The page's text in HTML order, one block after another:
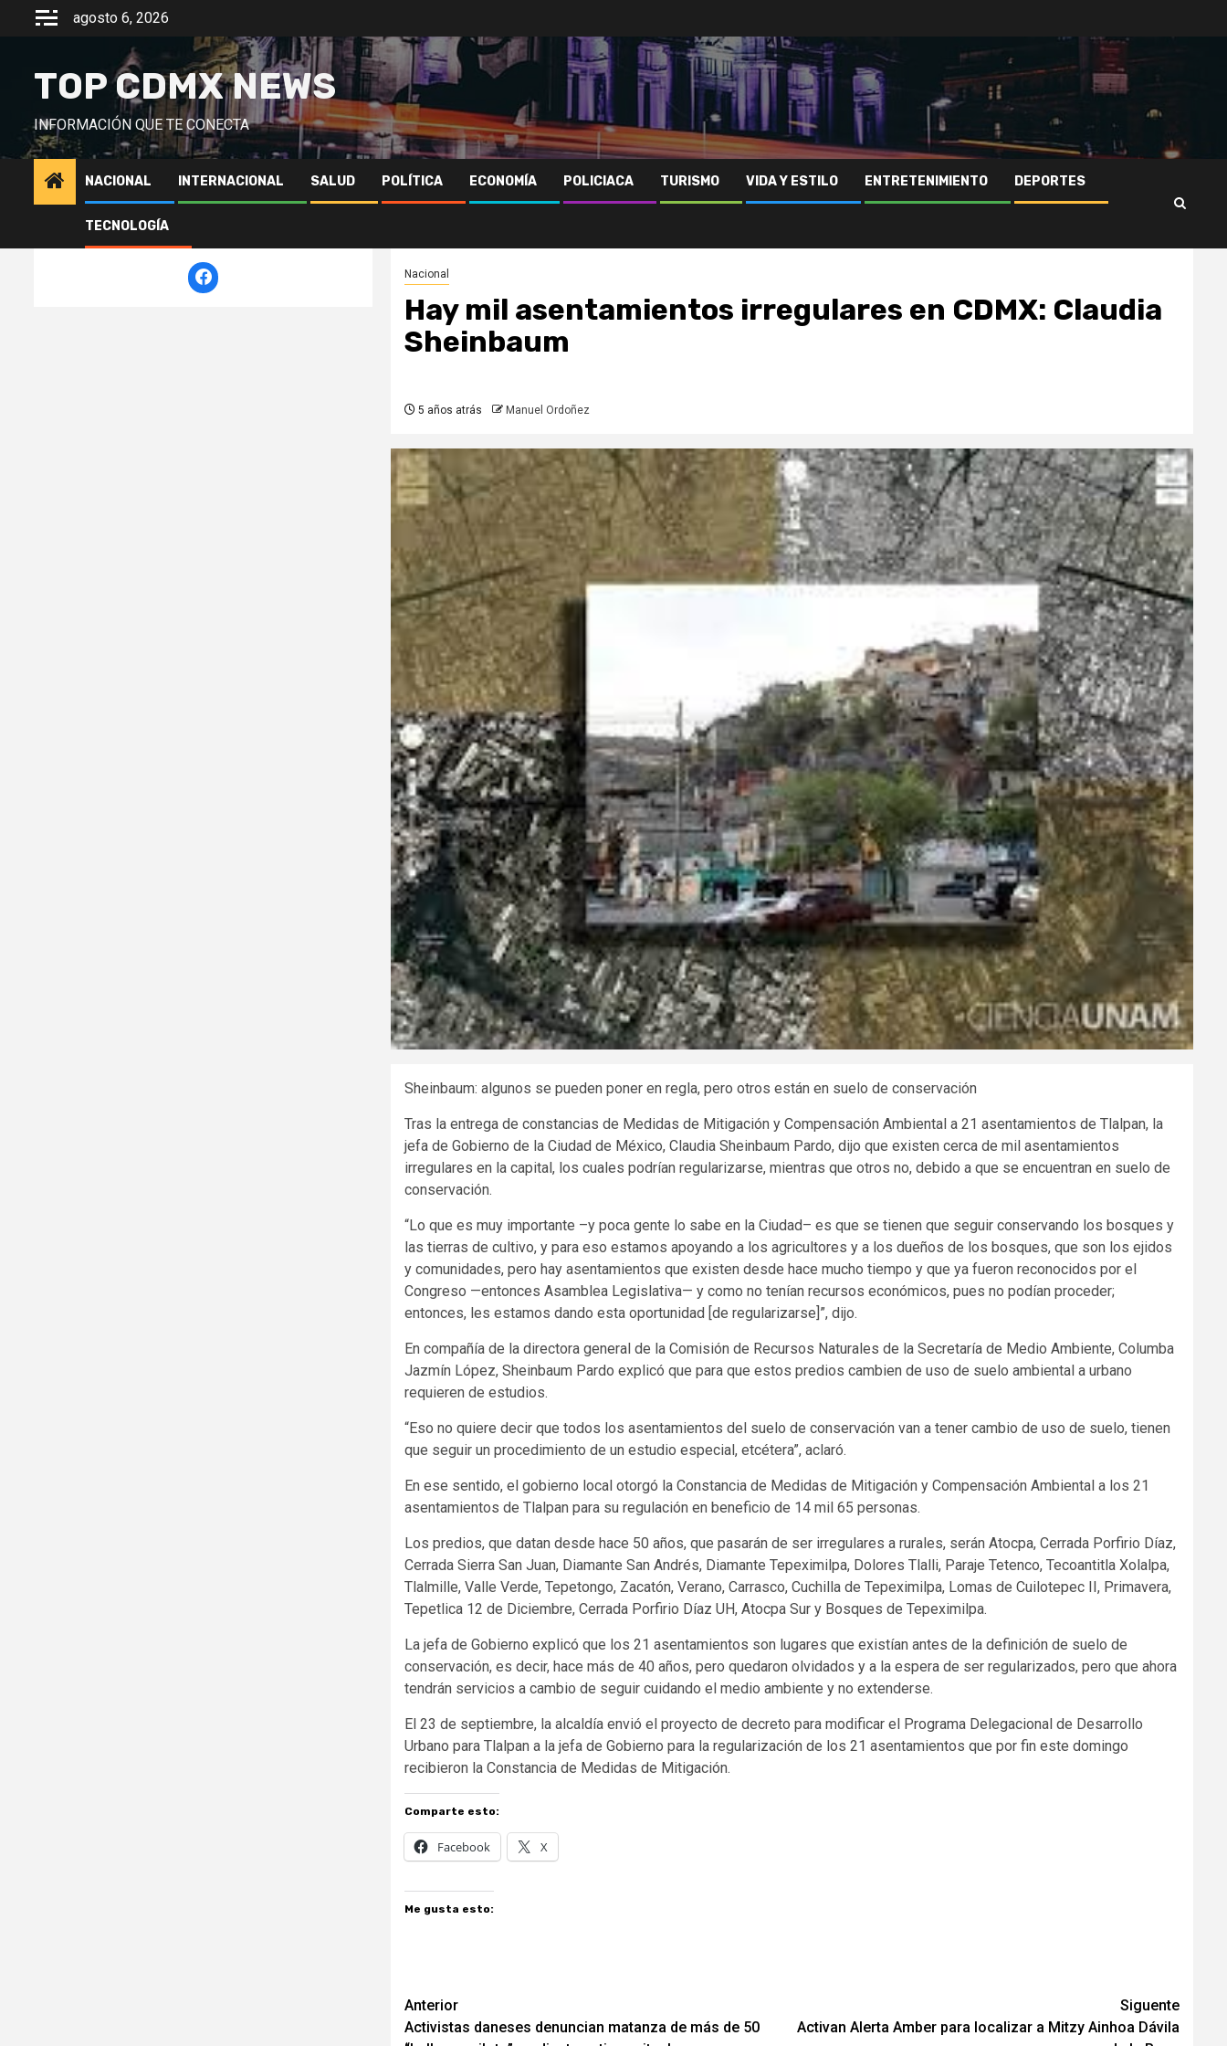
agosto 6, 2026
TOP CDMX NEWS
INFORMACIÓN QUE TE CONECTA
NACIONAL INTERNACIONAL SALUD POLÍTICA ECONOMÍA POLICIACA TURISMO VIDA Y ESTILO ENTRETENIMIENTO DEPORTES
TECNOLOGÍA
Nacional
Hay mil asentamientos irregulares en CDMX: Claudia
Sheinbaum
5 años atrás Manuel Ordoñez
Sheinbaum: algunos se pueden poner en regla, pero otros están en suelo de conservación
Tras la entrega de constancias de Medidas de Mitigación y Compensación Ambiental a 21 asentamientos de Tlalpan, la
jefa de Gobierno de la Ciudad de México, Claudia Sheinbaum Pardo, dijo que existen cerca de mil asentamientos
irregulares en la capital, los cuales podrían regularizarse, mientras que otros no, debido a que se encuentran en suelo de
conservación.
“Lo que es muy importante –y poca gente lo sabe en la Ciudad– es que se tienen que seguir conservando los bosques y
las tierras de cultivo, y para eso estamos apoyando a los agricultores y a los dueños de los bosques, que son los ejidos
y comunidades, pero hay asentamientos que existen desde hace mucho tiempo y que ya fueron reconocidos por el
Congreso —entonces Asamblea Legislativa— y como no tenían recursos económicos, pues no podían proceder;
entonces, les estamos dando esta oportunidad [de regularizarse]”, dijo.
En compañía de la directora general de la Comisión de Recursos Naturales de la Secretaría de Medio Ambiente, Columba
Jazmín López, Sheinbaum Pardo explicó que para que estos predios cambien de uso de suelo ambiental a urbano
requieren de estudios.
“Eso no quiere decir que todos los asentamientos del suelo de conservación van a tener cambio de uso de suelo, tienen
que seguir un procedimiento de un estudio especial, etcétera”, aclaró.
En ese sentido, el gobierno local otorgó la Constancia de Medidas de Mitigación y Compensación Ambiental a los 21
asentamientos de Tlalpan para su regulación en beneficio de 14 mil 65 personas.
Los predios, que datan desde hace 50 años, que pasarán de ser irregulares a rurales, serán Atocpa, Cerrada Porfirio Díaz,
Cerrada Sierra San Juan, Diamante San Andrés, Diamante Tepeximilpa, Dolores Tlalli, Paraje Tetenco, Tecoantitla Xolalpa,
Tlalmille, Valle Verde, Tepetongo, Zacatón, Verano, Carrasco, Cuchilla de Tepeximilpa, Lomas de Cuilotepec II, Primavera,
Tepetlica 12 de Diciembre, Cerrada Porfirio Díaz UH, Atocpa Sur y Bosques de Tepeximilpa.
La jefa de Gobierno explicó que los 21 asentamientos son lugares que existían antes de la definición de suelo de
conservación, es decir, hace más de 40 años, pero quedaron olvidados y a la espera de ser regularizados, pero que ahora
tendrán servicios a cambio de seguir cuidando el medio ambiente y no extenderse.
El 23 de septiembre, la alcaldía envió el proyecto de decreto para modificar el Programa Delegacional de Desarrollo
Urbano para Tlalpan a la jefa de Gobierno para la regularización de los 21 asentamientos que por fin este domingo
recibieron la Constancia de Medidas de Mitigación.
Comparte esto:
Facebook X
Me gusta esto:
Navegación
de
Anterior
Activistas daneses denuncian matanza de más de 50
Siguente
Activan Alerta Amber para localizar a Mitzy Ainhoa Dávila